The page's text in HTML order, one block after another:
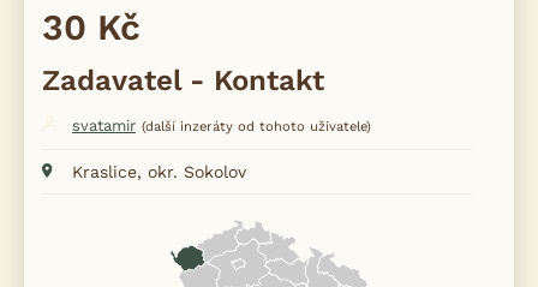
30 Kč
Zadavatel - Kontakt
svatamir (další inzeráty od tohoto uživatele)
Kraslice, okr. Sokolov